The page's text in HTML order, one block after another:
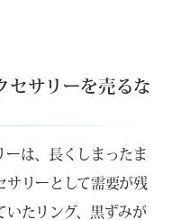
セサリーを売るな
ーは、長くしまったま
サリーとして需要が残
いたリング、黒ずみが